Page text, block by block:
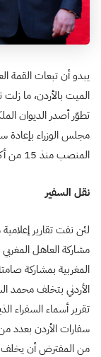
الميت بالأردن، ما
تطوّر أصدر الديوان
مجلس الوزراء بإعادة
المنصب منذ 15 من أكتوبر 2012، إلى الأردن للالتحاق بوزارة الخارجية.
نقل السفير
لئن نفت تقارير
مشاركة العاهل
المغربية بمشاركة
الأردني بتخلف محمد
تقرير أسماء
سفارات الأردن بعدد
من المفترض أن يخلف